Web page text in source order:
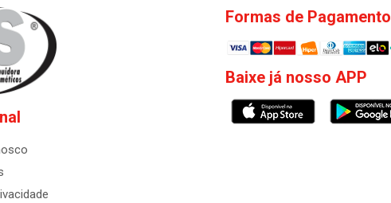
Formas de Pagamento
Baixe já nosso APP